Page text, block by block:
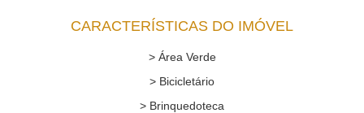
CARACTERÍSTICAS DO IMÓVEL
> Área Verde
> Bicicletário
> Brinquedoteca